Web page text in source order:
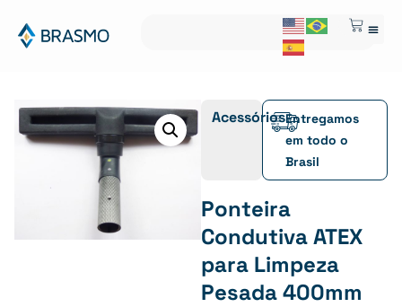
AcessóriosEntregamos
em todo o
Brasil
Ponteira
Condutiva ATEX
para Limpeza
Pesada 400mm